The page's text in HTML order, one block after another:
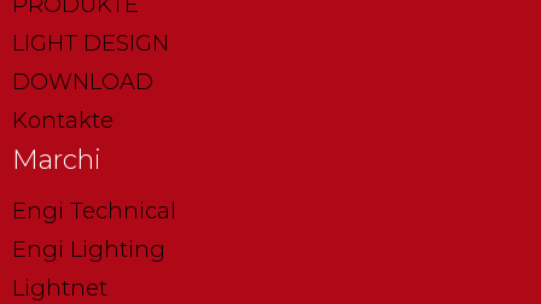
LIGHT DESIGN
DOWNLOAD
Kontakte
Marchi
Engi Technical
Engi Lighting
Lightnet